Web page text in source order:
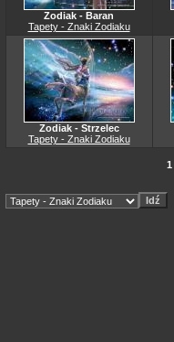
Zodiak - Baran
Tapety - Znaki Zodiaku
Zodiak - Strzelec
Tapety - Znaki Zodiaku
1